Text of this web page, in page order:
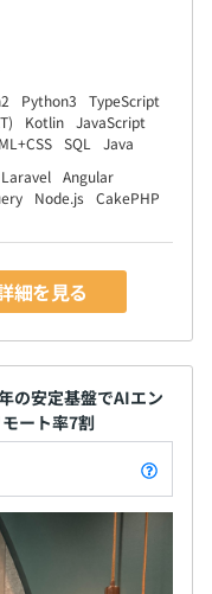
Python3
TypeScript
Kotlin JavaScript
SQL
Java
Laravel Angular
Node.js CakePHP
細を見る
の安定基盤でAIエン
ート率7割